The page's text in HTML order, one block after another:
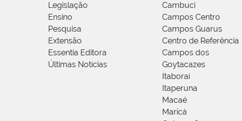
Legislação
Ensino
Pesquisa
Extensão
Essentia Editora
Últimas Notícias
Cambuci
Campos Centro
Campos Guarus
Centro de Referência
Campos dos
Goytacazes
Itaboraí
Itaperuna
Macaé
Maricá